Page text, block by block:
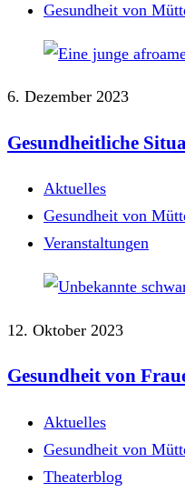
Gesundheit von
6. Dezember 2023
Gesundheitliche
Aktuelles
Gesundheit von
Veranstaltungen
12. Oktober 2023
Gesundheit von
Aktuelles
Gesundheit von
Theaterblog